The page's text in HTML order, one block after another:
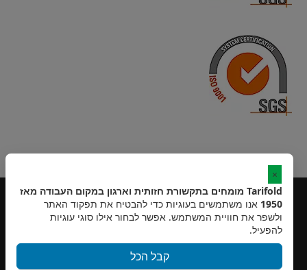
×
Tarifold מומחים בתקשורת חזותית וארגון במקום העבודה מאז
1950 אנו משתמשים בעוגיות כדי להבטיח את תפקוד האתר
ולשפר את חוויית המשתמש. אפשר לבחור אילו סוגי עוגיות
להפעיל.
קבל הכל